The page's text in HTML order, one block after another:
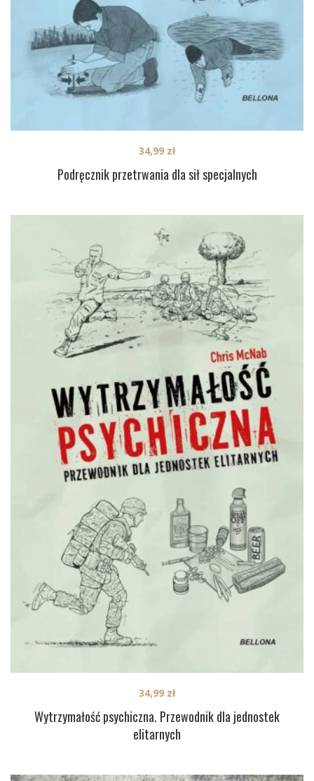
Podręcznik przetrwania dla sił specjalnych
34,99 zł
Wytrzymałość psychiczna. Przewodnik dla jednostek
elitarnych
34,99 zł